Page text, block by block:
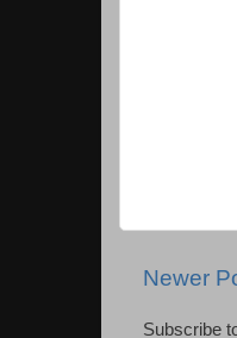
Newer
Subscribe